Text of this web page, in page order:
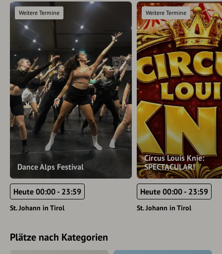
Dance Alps Festival
Weitere Termine
Heute 00:00 - 23:59
St. Johann in Tirol
Circus Louis Knie:
SPECTACULAR!
Weitere Termine
Heute 00:00 - 23:59
St. Johann in Tirol
Plätze nach Kategorien